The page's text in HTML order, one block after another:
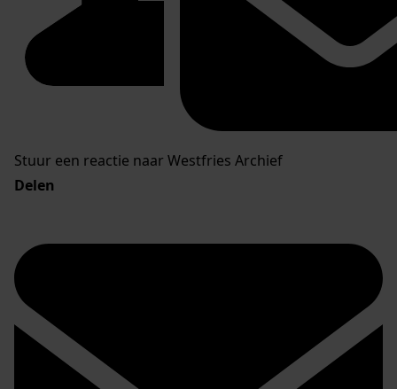
Stuur een reactie naar Westfries Archief
Delen